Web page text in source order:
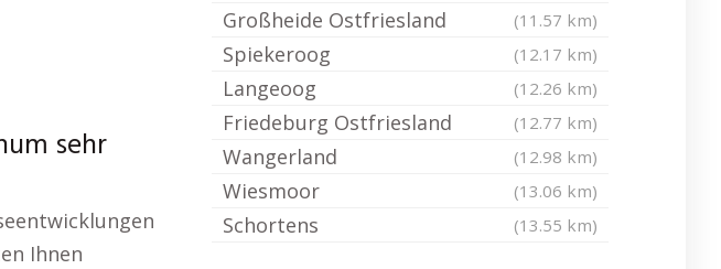
sehr
Ihnen
Großheide Ostfriesland (11.57 km)
Spiekeroog (12.17 km)
Langeoog (12.26 km)
Friedeburg Ostfriesland (12.77 km)
Wangerland (12.98 km)
Wiesmoor (13.06 km)
Schortens (13.55 km)